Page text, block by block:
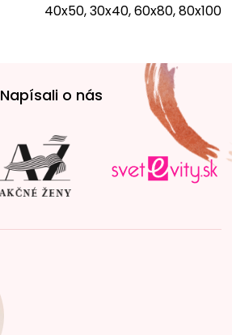
40x50, 30x40, 60x80, 80x100
Napísali o nás